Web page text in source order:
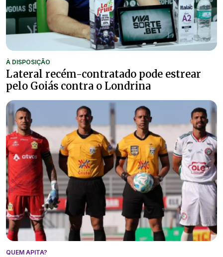
À DISPOSIÇÃO
Lateral recém-contratado pode estrear
pelo Goiás contra o Londrina
QUEM APITA?